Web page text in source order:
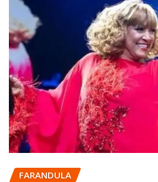
FARANDULA